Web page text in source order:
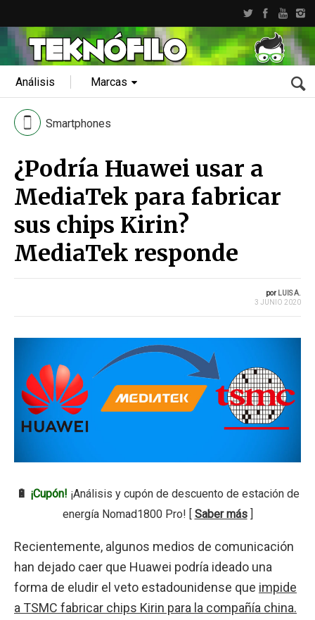
Análisis Marcas
Smartphones
¿Podría Huawei usar a
MediaTek para fabricar
sus chips Kirin?
MediaTek responde
por LUIS A.
3 JUNIO 2020
🔋 ¡Cupón! ¡Análisis y cupón de descuento de estación de
energía Nomad1800 Pro! [ Saber más]
Recientemente, algunos medios de comunicación
han dejado caer que Huawei podría ideado una
forma de eludir el veto estadounidense que impide
a TSMC fabricar chips Kirin para la compañía china.